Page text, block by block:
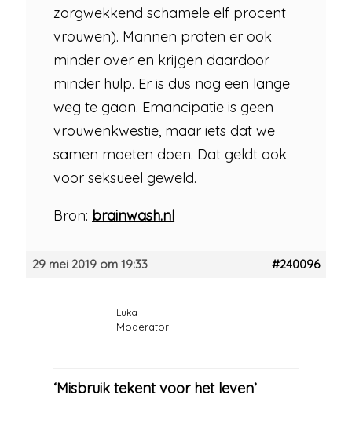
zorgwekkend schamele elf procent
vrouwen). Mannen praten er ook
minder over en krijgen daardoor
minder hulp. Er is dus nog een lange
weg te gaan. Emancipatie is geen
vrouwenkwestie, maar iets dat we
samen moeten doen. Dat geldt ook
voor seksueel geweld.
Bron: brainwash.nl
29 mei 2019 om 19:33 #240096
Luka
Moderator
‘Misbruik tekent voor het leven’